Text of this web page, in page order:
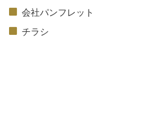
会社パンフレット
チラシ